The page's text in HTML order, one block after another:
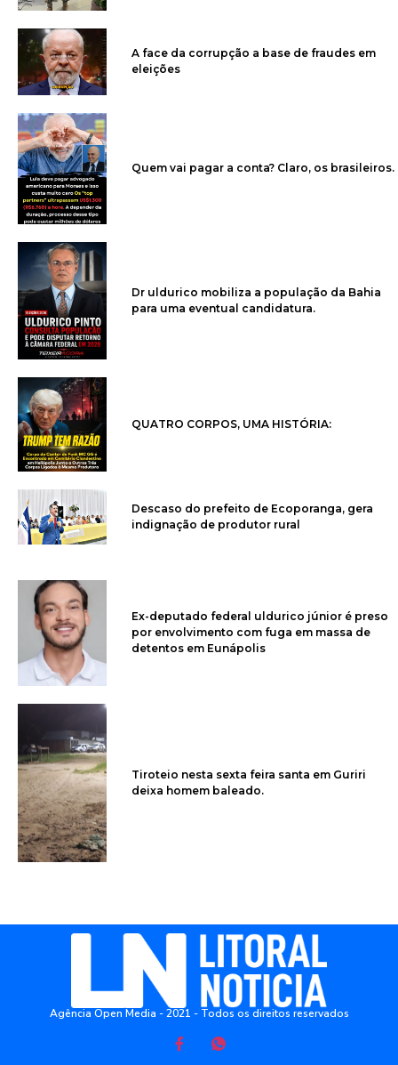
A face da corrupção a base de fraudes em
eleições
Quem vai pagar a conta? Claro, os brasileiros.
Dr uldurico mobiliza a população da Bahia
para uma eventual candidatura.
QUATRO CORPOS, UMA HISTÓRIA:
Descaso do prefeito de Ecoporanga, gera
indignação de produtor rural
Ex-deputado federal uldurico júnior é preso
por envolvimento com fuga em massa de
detentos em Eunápolis
Tiroteio nesta sexta feira santa em Guriri
deixa homem baleado.
Agência Open Media - 2021 - Todos os direitos reservados